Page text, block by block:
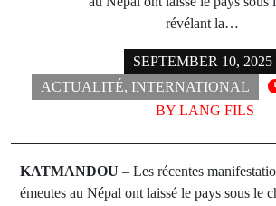
révélant la…
SEPTEMBER 10, 2025
ACTUALITÉ, INTERNATIONAL
BY LANG FILS
KATMANDOU – Les récentes
émeutes au Népal ont laissé le pays sous le